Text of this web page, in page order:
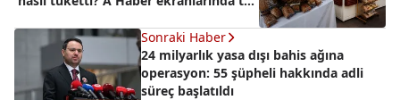
Sonraki Haber
24 milyarlık yasa dışı bahis ağına
operasyon: 55 şüpheli hakkında adli
süreç başlatıldı